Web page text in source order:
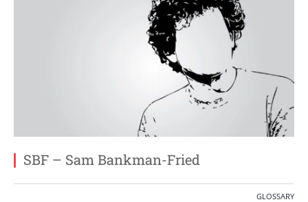
SBF – Sam Bankman-Fried
GLOSSARY